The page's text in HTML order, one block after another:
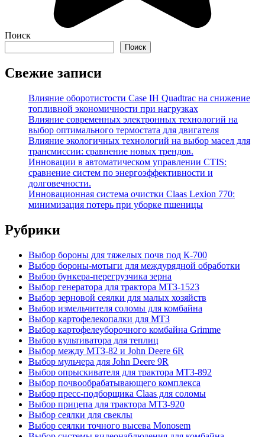
Поиск
Поиск
Свежие записи
Влияние оборотистости Case IH Quadtrac на снижение
топливной экономичности при нагрузках
Влияние современных электронных технологий на
выбор оптимального термостата для двигателя
Влияние экологичных технологий на выбор масел для
трансмиссии: сравнение новых трендов.
Инновации в автоматическом управлении CTIS:
сравнение систем по энергоэффективности и
долговечности.
Инновационная система очистки Claas Lexion 770:
минимизация потерь при уборке пшеницы
Рубрики
Выбор бороны для тяжелых почв под К-700
Выбор бороны-мотыги для междурядной обработки
Выбор бункера-перегрузчика зерна
Выбор генератора для трактора МТЗ-1523
Выбор зерновой сеялки для малых хозяйств
Выбор измельчителя соломы для комбайна
Выбор картофелекопалки для МТЗ
Выбор картофелеуборочного комбайна Grimme
Выбор культиватора для теплиц
Выбор между МТЗ-82 и John Deere 6R
Выбор мульчера для John Deere 9R
Выбор опрыскивателя для трактора МТЗ-892
Выбор почвообрабатывающего комплекса
Выбор пресс-подборщика Claas для соломы
Выбор прицепа для трактора МТЗ-920
Выбор сеялки для свеклы
Выбор сеялки точного высева Monosem